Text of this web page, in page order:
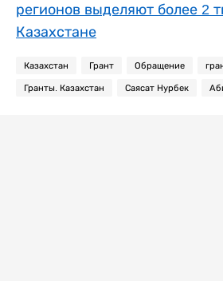
регионов выделяют более 2
Казахстане
Казахстан Грант Обращение
Гранты. Казахстан Саясат Нурбек